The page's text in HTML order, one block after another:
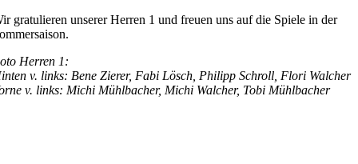
gratulieren unserer Herren 1 und freuen uns auf die Spiele in der
Herren 1:
v. links: Bene Zierer, Fabi Lösch, Philipp Schroll, Flori Walcher
v. links: Michi Mühlbacher, Michi Walcher, Tobi Mühlbacher